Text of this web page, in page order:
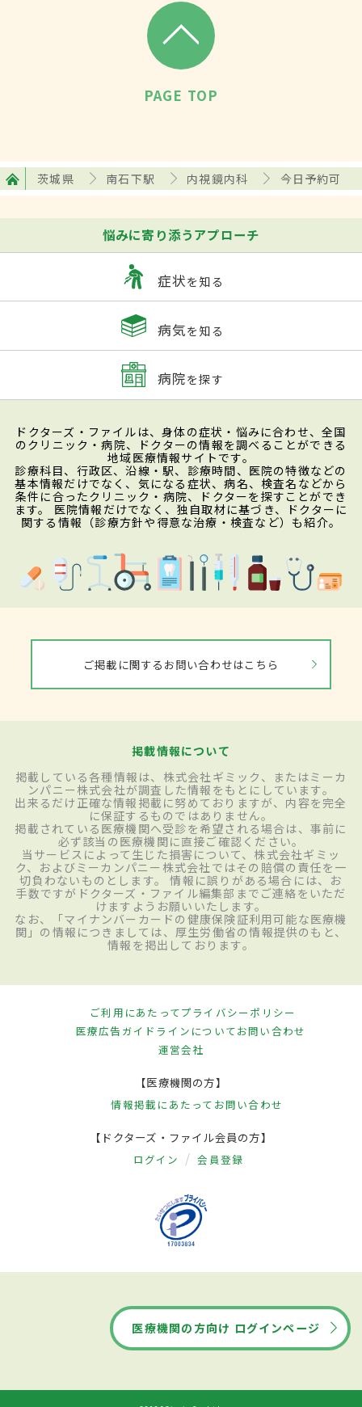
PAGE TOP
茨城県 南石下駅 内視鏡内科 今日予約可
悩みに寄り添うアプローチ
症状を知る
病気を知る
病院を探す
ドクターズ・ファイルは、身体の症状・悩みに合わせ、全国
のクリニック・病院、ドクターの情報を調べることができる
地域医療情報サイトです。
診療科目、行政区、沿線・駅、診療時間、医院の特徴などの
基本情報だけでなく、気になる症状、病名、検査名などから
条件に合ったクリニック・病院、ドクターを探すことができ
ます。 医院情報だけでなく、独自取材に基づき、ドクターに
関する情報（診療方針や得意な治療・検査など）も紹介。
ご掲載に関するお問い合わせはこちら
掲載情報について
掲載している各種情報は、株式会社ギミック、またはミーカ
ンパニー株式会社が調査した情報をもとにしています。
出来るだけ正確な情報掲載に努めておりますが、内容を完全
に保証するものではありません。
掲載されている医療機関へ受診を希望される場合は、事前に
必ず該当の医療機関に直接ご確認ください。
当サービスによって生じた損害について、株式会社ギミッ
ク、およびミーカンパニー株式会社ではその賠償の責任を一
切負わないものとします。 情報に誤りがある場合には、お
手数ですがドクターズ・ファイル編集部までご連絡をいただ
けますようお願いいたします。
なお、「マイナンバーカードの健康保険証利用可能な医療機
関」の情報につきましては、厚生労働省の情報提供のもと、
情報を掲出しております。
ご利用にあたってプライバシーポリシー
医療広告ガイドラインについてお問い合わせ
運営会社
【医療機関の方】
情報掲載にあたって お問い合わせ
【ドクターズ・ファイル会員の方】
ログイン 会員登録
医療機関の方向け ログインページ